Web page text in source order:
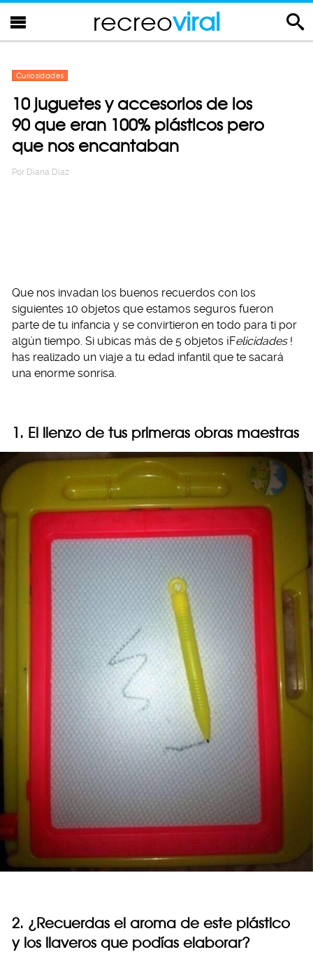
recreoviral
Curiosidades
10 juguetes y accesorios de los
90 que eran 100% plásticos pero
que nos encantaban
Por Diana Diaz
Que nos invadan los buenos recuerdos con los
siguientes 10 objetos que estamos seguros fueron
parte de tu infancia y se convirtieron en todo para ti por
algún tiempo. Si ubicas más de 5 objetos ¡Felicidades !
has realizado un viaje a tu edad infantil que te sacará
una enorme sonrisa.
1. El lienzo de tus primeras obras maestras
2. ¿Recuerdas el aroma de este plástico
y los llaveros que podías elaborar?